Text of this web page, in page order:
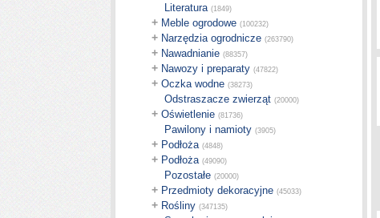
Literatura (1849)
+ Meble ogrodowe (100232)
+ Narzędzia ogrodnicze (263790)
+ Nawadnianie (88357)
+ Nawozy i preparaty (47822)
+ Oczka wodne (38273)
Odstraszacze zwierząt (20000)
+ Oświetlenie (81736)
Pawilony i namioty (3905)
+ Podłoża (4848)
+ Podłoża (49090)
Pozostałe (20000)
+ Przedmioty dekoracyjne (45033)
+ Rośliny (347135)